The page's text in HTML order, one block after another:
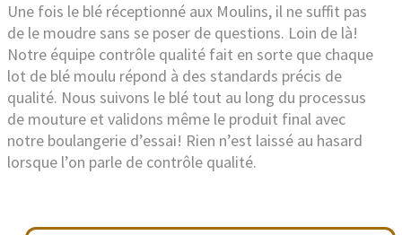
Une fois le blé réceptionné aux Moulins, il ne suffit pas
de le moudre sans se poser de questions. Loin de là!
Notre équipe contrôle qualité fait en sorte que chaque
lot de blé moulu répond à des standards précis de
qualité. Nous suivons le blé tout au long du processus
de mouture et validons même le produit final avec
notre boulangerie d’essai! Rien n’est laissé au hasard
lorsque l’on parle de contrôle qualité.